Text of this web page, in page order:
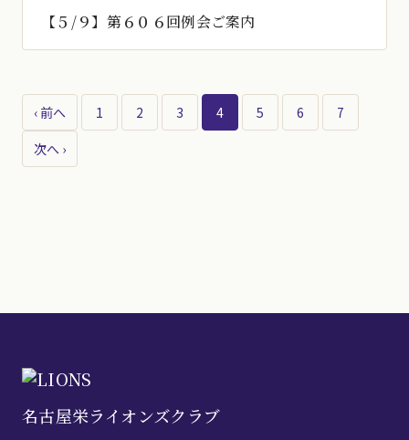
【５/９】第６０６回例会ご案内
投
稿
り
‹ 前へ 1 2 3 4 5 6
7
次へ ›
名古屋栄ライオンズクラブ